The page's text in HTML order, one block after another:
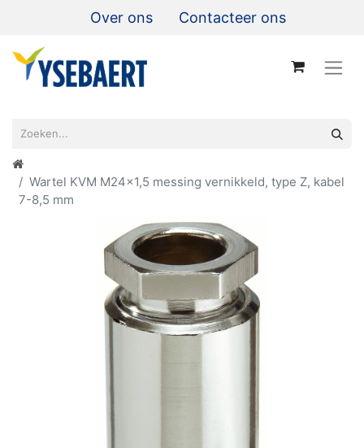
Over ons Contacteer ons
Wartel KVM M24x1,5 messing vernikkeld, type Z, kabel
7-8,5 mm